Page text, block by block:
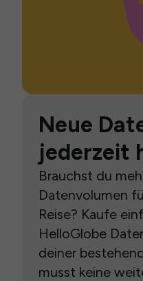
Neue
jederzeit
Brauchst du
Datenvolumen
Reise? Kaufe
HelloGlobe
deiner
musst keine